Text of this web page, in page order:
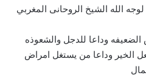
الله الشيخ الروحانى المغربي
وداعا للدجل والشعوذه
الخير وداعا من يستغل امراض